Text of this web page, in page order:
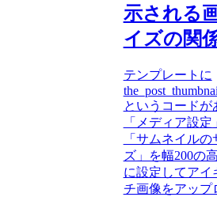
示される
イズの関
テンプレートに
というコードが
「メディア設定
「サムネイルの
ズ」を幅200の
に設定してアイ
チ画像をアップ